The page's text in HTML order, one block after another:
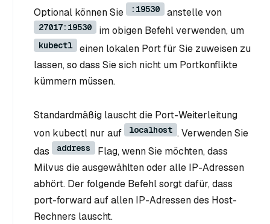
Optional können Sie :19530 anstelle von
27017:19530 im obigen Befehl verwenden, um
kubectl
einen lokalen Port für Sie zuweisen zu
lassen, so dass Sie sich nicht um Portkonflikte
kümmern müssen.
Standardmäßig lauscht die Port-Weiterleitung
von kubectl nur auf
localhost . Verwenden Sie
das
address
Flag, wenn Sie möchten, dass
Milvus die ausgewählten oder alle IP-Adressen
abhört. Der folgende Befehl sorgt dafür, dass
port-forward auf allen IP-Adressen des Host-
Rechners lauscht.